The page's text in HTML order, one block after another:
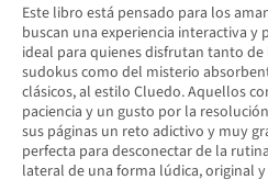
Este libro está pensado para los
buscan una experiencia interactiva
ideal para quienes disfrutan tanto
sudokus como del misterio
clásicos, al estilo Cluedo. Aquellos
paciencia y un gusto por la
sus páginas un reto adictivo y muy
perfecta para desconectar de la
lateral de una forma lúdica, original